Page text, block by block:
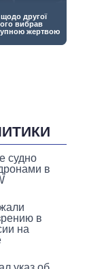
судно
в
в
на